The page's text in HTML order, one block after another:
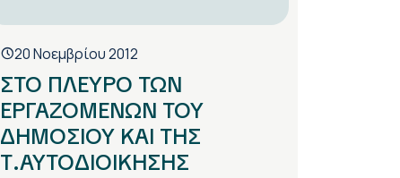
20 Νοεμβρίου 2012
ΣΤΟ ΠΛΕΥΡΟ ΤΩΝ
ΕΡΓΑΖΟΜΕΝΩΝ ΤΟΥ
ΔΗΜΟΣΙΟΥ ΚΑΙ ΤΗΣ
Τ.ΑΥΤΟΔΙΟΙΚΗΣΗΣ